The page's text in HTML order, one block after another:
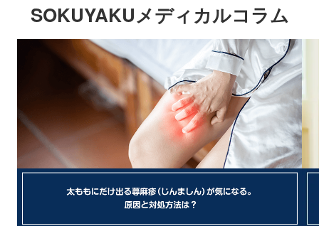
SOKUYAKUメディカルコラム